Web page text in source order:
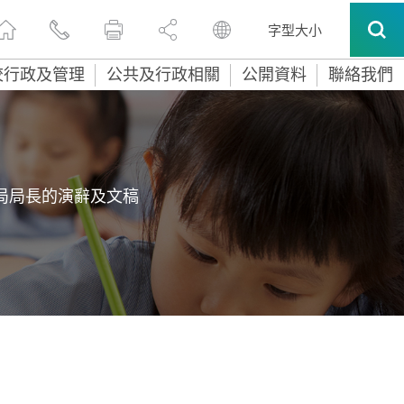
字型大小
政及管理 公共及行政相關 公開資料 聯絡我們
局長的演辭及文稿